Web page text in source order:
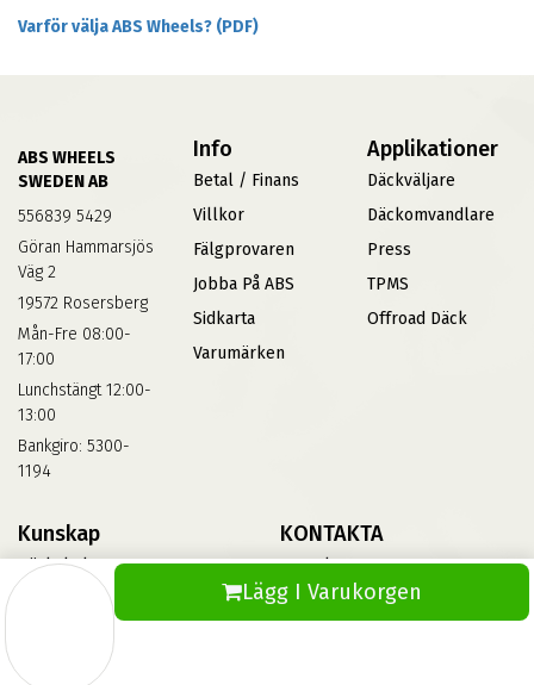
Lägg I Varukorgen
Varför välja ABS Wheels? (PDF)
ABS WHEELS
SWEDEN AB
556839 5429
Göran Hammarsjös
Väg 2
19572 Rosersberg
Mån-Fre 08:00-
17:00
Lunchstängt 12:00-
13:00
Bankgiro: 5300-
1194
Info
Betal / Finans
Villkor
Fälgprovaren
Jobba På ABS
Sidkarta
Varumärken
Applikationer
Däckväljare
Däckomvandlare
Press
TPMS
Offroad Däck
Kunskap
Däckskola
Informationsbank Av Däck
KONTAKTA
Kontakta Oss
Vinterdäck